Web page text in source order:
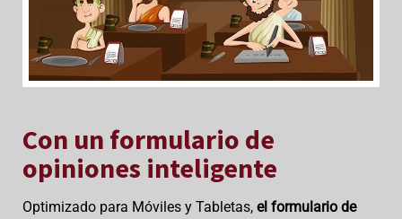
Con un formulario de
opiniones inteligente
Optimizado para Móviles y Tabletas, el formulario de